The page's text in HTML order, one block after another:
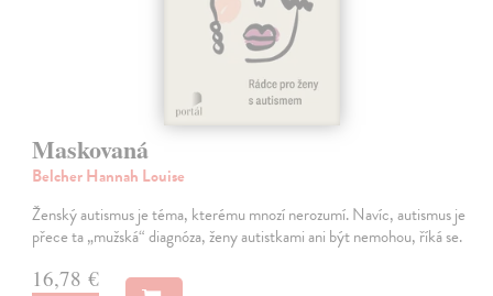
Maskovaná
Belcher Hannah Louise
Ženský autismus je téma, kterému mnozí nerozumí. Navíc, autismus je
přece ta „mužská“ diagnóza, ženy autistkami ani být nemohou, říká se.
16,78 €